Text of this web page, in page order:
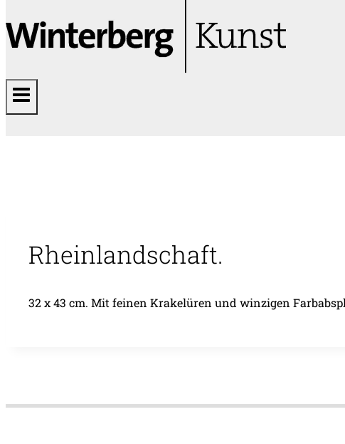
Rheinlandschaft.
32 x 43 cm. Mit feinen Krakelüren und winzigen